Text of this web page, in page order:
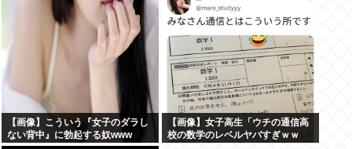
【画像】こういう『女子のダラし
ない背中』に勃起する奴www
【画像】女子高生「ウチの通信高
校の数学のレベルヤバすぎｗｗ